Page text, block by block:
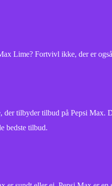
Lime? Fortvivl ikke, der er
tilbyder tilbud på Pepsi Max.
bedste tilbud.